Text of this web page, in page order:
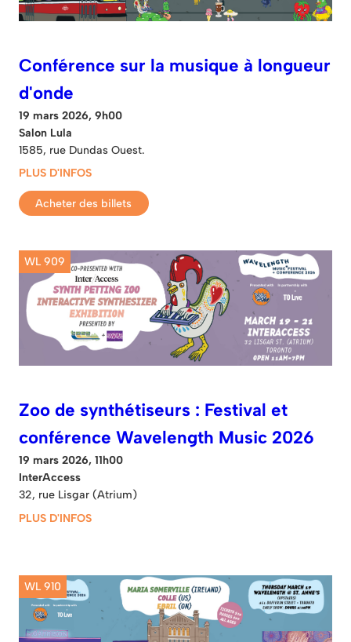
Conférence sur la musique à longueur
d'onde
19 mars 2026, 9h00
Salon Lula
1585, rue Dundas Ouest.
PLUS D'INFOS
Acheter des billets
WL 909
Zoo de synthétiseurs : Festival et
conférence Wavelength Music 2026
19 mars 2026, 11h00
InterAccess
32, rue Lisgar (Atrium)
PLUS D'INFOS
WL 910